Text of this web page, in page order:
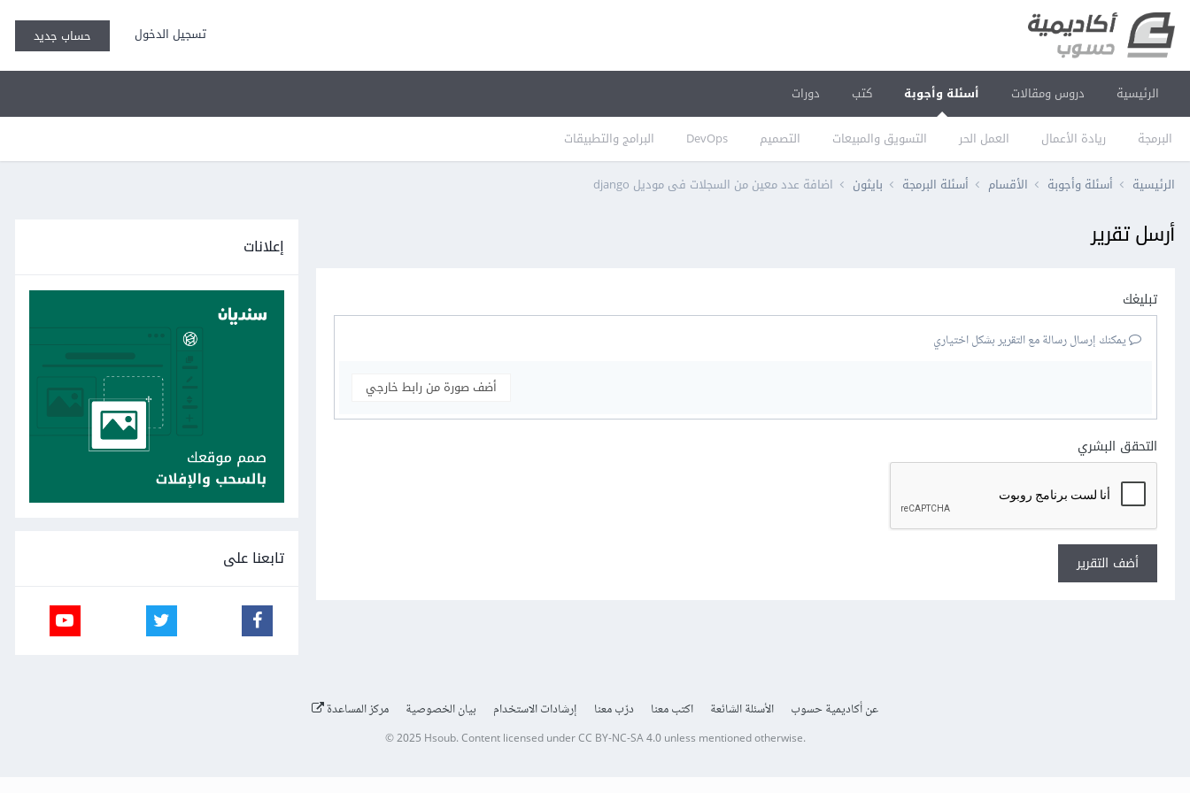
تسجيل الدخول حساب جديد
الرئيسية دروس ومقالات أسئلة وأجوبة
البرمجة ريادة الأعمال العمل الحر التسويق والمبيعات التصميم DevOps البرامج والتطبيقات
كتب دورات
الرئيسية أسئلة وأجوبة الأقسام أسئلة البرمجة بايثون اضافة عدد معين من السجلات فى موديل django
أرسل تقرير
تبليغك
يمكنك إرسال رسالة مع التقرير بشكل اختياري
أضف صورة من رابط خارجي
التحقق البشري
أضف التقرير
إعلانات
تابعنا على
عن أكاديمية حسوب الأسئلة الشائعة اكتب معنا درّب معنا إرشادات الاستخدام بيان الخصوصية مركز المساعدة
© 2025 Hsoub.Content licensed underCC BY-NC-SA 4.0unless mentioned otherwise.